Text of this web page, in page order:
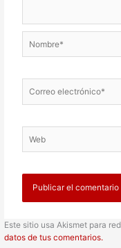
electrónico*
Este sitio usa Akismet para
datos de tus comentarios.